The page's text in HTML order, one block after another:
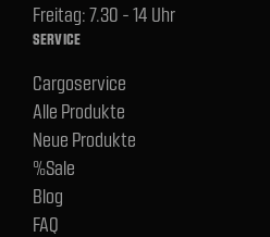
Freitag: 7.30 - 14 Uhr
SERVICE
Cargoservice
Alle Produkte
Neue Produkte
%Sale
Blog
FAQ